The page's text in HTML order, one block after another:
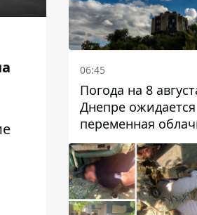
06:45
Погода на 8
Днепре ожидается
переменная
может пойти